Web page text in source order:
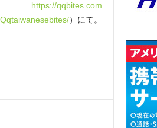
https://qqbites.com
）にて。